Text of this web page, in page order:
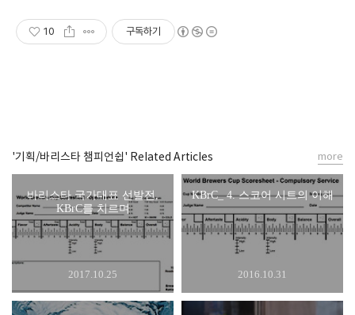
10 구독하기
'기획/바리스타 챔피언쉽' Related Articles
바리스타 국가대표 선발전,
KBrC를 치르며
2017.10.25
KBrC_ 4. 스코어 시트의 이해
2016.10.31
more